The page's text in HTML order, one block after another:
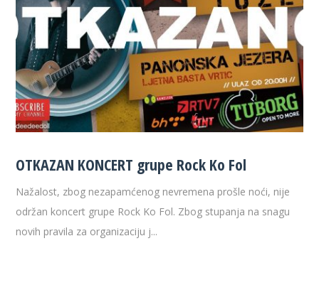
OTKAZAN KONCERT grupe Rock Ko Fol
Nažalost, zbog nezapamćenog nevremena prošle noći, nije
održan koncert grupe Rock Ko Fol. Zbog stupanja na snagu
novih pravila za organizaciju j...